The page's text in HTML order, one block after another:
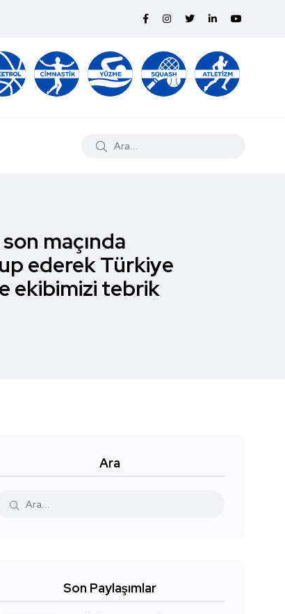
maçında
ederek Türkiye
ekibimizi tebrik
Ara
Son Paylaşımlar